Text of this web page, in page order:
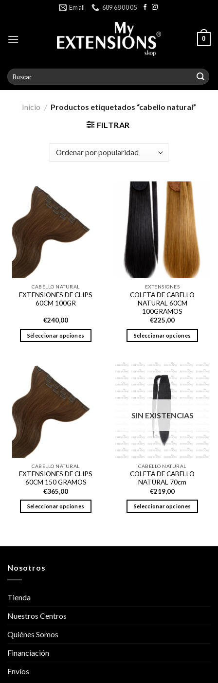
Email 689 68 00 05
0
Buscar
por:
Inicio / Productos etiquetados “cabello natural”
FILTRAR
CABELLO NATURAL
EXTENSIONES DE CLIPS
60CM 100GR
€240,00
Seleccionar opciones
variantes.
Las
opciones
se
página
de
producto
EXTENSIONES
COLETA DE CABELLO
NATURAL 60CM
100GRAMOS
€225,00
Seleccionar opciones
tiene
múltiples
variantes.
Las
se
elegir
en
la
página
de
producto
CABELLO NATURAL
EXTENSIONES DE CLIPS
60CM 150 GRAMOS
€365,00
Seleccionar opciones
múltiples
en
SIN EXISTENCIAS
CABELLO NATURAL
COLETA DE CABELLO
NATURAL 70cm
€219,00
Seleccionar opciones
múltiples
Nosotros
Tienda
Nuestros Centros
Quiénes Somos
Financiación
Envíos